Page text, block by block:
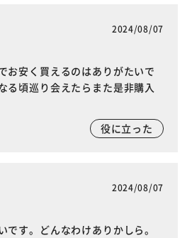
2024/08/07
お安く買えるのはありがたいで
る頃巡り会えたらまた是非購入
役に立った
2024/08/07
です。どんなわけありかしら。